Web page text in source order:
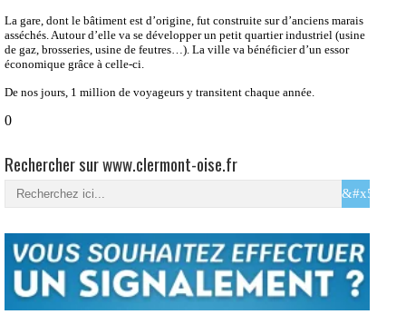
La gare, dont le bâtiment est d’origine, fut construite sur d’anciens marais
asséchés. Autour d’elle va se développer un petit quartier industriel (usine
de gaz, brosseries, usine de feutres…). La ville va bénéficier d’un essor
économique grâce à celle-ci.
De nos jours, 1 million de voyageurs y transitent chaque année.
0
Rechercher sur www.clermont-oise.fr